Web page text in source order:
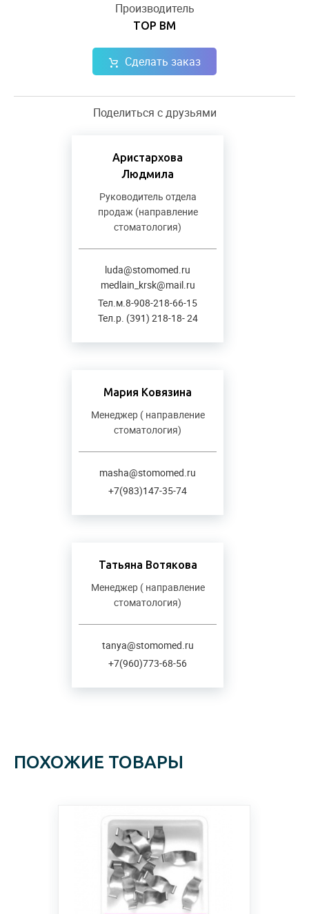
Производитель
ТОР ВМ
Сделать заказ
Поделиться с друзьями
Аристархова
Людмила
Руководитель отдела
продаж (направление
стоматология)
luda@stomomed.ru
medlain_krsk@mail.ru
Тел.м.8-908-218-66-15
Тел.р. (391) 218-18- 24
Мария Ковязина
Менеджер ( направление
стоматология)
masha@stomomed.ru
+7(983)147-35-74
Татьяна Вотякова
Менеджер ( направление
стоматология)
tanya@stomomed.ru
+7(960)773-68-56
ПОХОЖИЕ ТОВАРЫ